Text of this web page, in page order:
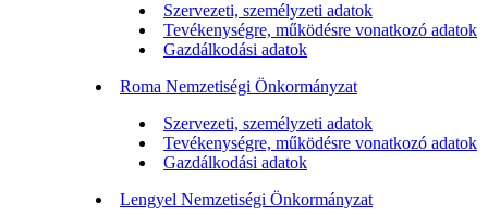
Szervezeti, személyzeti adatok
Tevékenységre, működésre vonatkozó adatok
Gazdálkodási adatok
Roma Nemzetiségi Önkormányzat
Szervezeti, személyzeti adatok
Tevékenységre, működésre vonatkozó adatok
Gazdálkodási adatok
Lengyel Nemzetiségi Önkormányzat